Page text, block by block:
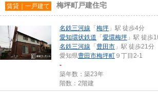
賃貸｜一戸建て 梅坪町戸建住宅
名鉄三河線 「 梅坪 」駅 徒歩4分
愛知環状鉄道 「 愛環梅坪 」駅 徒歩
名鉄三河線 「 豊田市 」駅 徒歩21分
愛知県豊田市梅坪町 ９丁目2-1
-
築年数：築23年
階数：2階建